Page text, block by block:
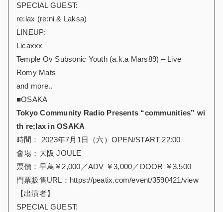
SPECIAL GUEST:
re:lax (re:ni & Laksa)
LINEUP:
Licaxxx
Temple Ov Subsonic Youth (a.k.a Mars89) – Live
Romy Mats
and more..
■OSAKA
Tokyo Community Radio Presents “communities” wi
th re;lax in OSAKA
時間： 2023年7月1日（六）OPEN/START 22:00
會場：大阪 JOULE
票價：早鳥￥2,000／ADV ￥3,000／DOOR ￥3,500
門票販售URL：https://peatix.com/event/3590421/view
【出演者】
SPECIAL GUEST: